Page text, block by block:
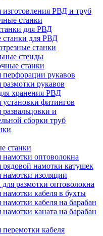
изготовления РВД и труб
станки
для РВД
для РВД
станки
стенды
станки
перфорации рукавов
рукавов
хранения РВД
установки фитингов
и
сборки труб
станки
намотки оптоволокна
рядовой намотки катушек
намотки изоляции
для размотки оптоволокна
намотки кабеля в бухты
кабеля на барабан
каната на барабан
кабеля